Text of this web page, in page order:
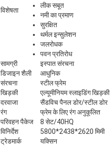
विशेषता
लीक सबूत
नमी का प्रमाण
सुरक्षित
थर्मल इन्सुलेशन
जलरोधक
पवन प्रतिरोध
सामग्री
इस्पात संरचना
डिजाइन शैली
आधुनिक
संरचना
स्टील फ्रेम
खिड़की
एल्यूमीनियम स्लाइडिंग खिड़की
दरवाजा
सैंडविच पैनल डोर/स्टील डोर
रंग
फ्रेम के लिए रंग अनुकूलित
परिवहन पैकेज
8 सेट/40HQ
विनिर्देश
5800*2438*2620 मिमी
ट्रेडमार्क
यक्सिन